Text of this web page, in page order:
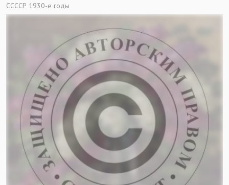
ССССР 1930-е годы